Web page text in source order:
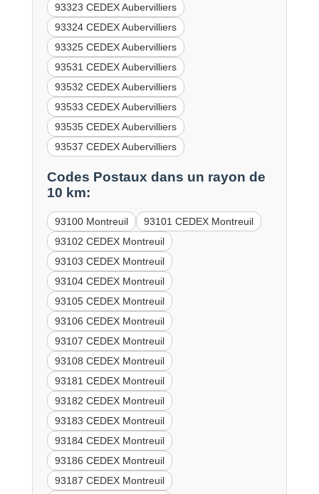
93323 CEDEX Aubervilliers
93324 CEDEX Aubervilliers
93325 CEDEX Aubervilliers
93531 CEDEX Aubervilliers
93532 CEDEX Aubervilliers
93533 CEDEX Aubervilliers
93535 CEDEX Aubervilliers
93537 CEDEX Aubervilliers
Codes Postaux dans un rayon de
10 km:
93100 Montreuil
93101 CEDEX Montreuil
93102 CEDEX Montreuil
93103 CEDEX Montreuil
93104 CEDEX Montreuil
93105 CEDEX Montreuil
93106 CEDEX Montreuil
93107 CEDEX Montreuil
93108 CEDEX Montreuil
93181 CEDEX Montreuil
93182 CEDEX Montreuil
93183 CEDEX Montreuil
93184 CEDEX Montreuil
93186 CEDEX Montreuil
93187 CEDEX Montreuil